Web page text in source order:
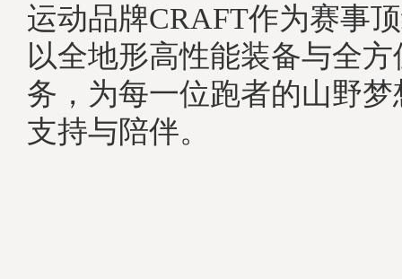
运动品牌CRAFT作为赛事
以全地形高性能装备与全
务，为每一位跑者的山野
支持与陪伴。